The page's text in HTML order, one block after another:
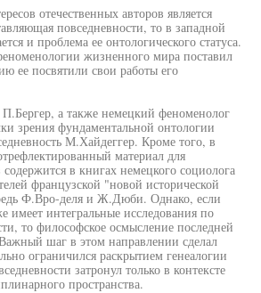
отечественных авторов является
повседневности, то в западной
и проблема ее онтологического статуса.
жизненного мира поставил
ее посвятили свои работы его
а также немецкий феноменолог
зрения фундаментальной онтологии
М.Хайдеггер. Кроме того, в
материал для
в книгах немецкого социолога
французской "новой исторической
Ф.Вро-деля и Ж.Дюби. Однако, если
имеет интегральные исследования по
то философское осмысление последней
Важный шаг в этом направлении сделал
ограничился раскрытием генеалогии
затронул только в контексте
пространства.